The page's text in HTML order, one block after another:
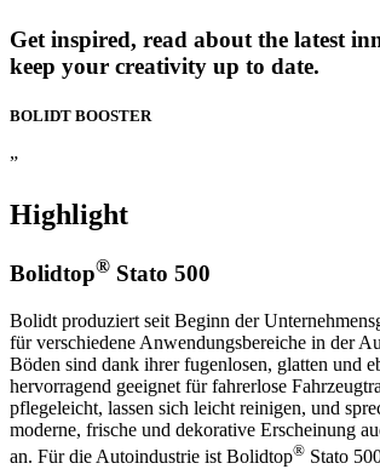
Get inspired, read about the latest
keep your creativity up to date.
BOLIDT BOOSTER
”
Highlight
Bolidtop® Stato 500
Bolidt produziert seit Beginn der
für verschiedene Anwendungsbereiche in der
Böden sind dank ihrer fugenlosen, glatten und
hervorragend geeignet für fahrerlose
pflegeleicht, lassen sich leicht reinigen, und
moderne, frische und dekorative Erscheinung
an. Für die Autoindustrie ist Bolidtop® Stato